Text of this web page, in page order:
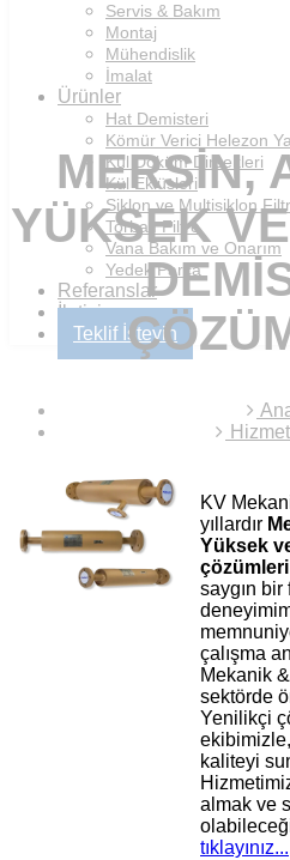
Servis & Bakım
Montaj
Mühendislik
İmalat
Ürünler
Hat Demisteri
Kömür Verici Helezon
Kül Döküm Dirsekleri
Kül Eklüsleri
Siklon ve Multisiklon
Torbalı Filtre
Vana Bakım ve Onarım
Yedek Parça
Referanslar
İletişim
Teklif İsteyin
MERSIN,
YÜKSEK
KV
yıllardır
Yüksek
çözümleri
saygın bir
çalışma
Mekanik
sektörde
Yenilikçi
kaliteyi
almak ve
tıklayınız...